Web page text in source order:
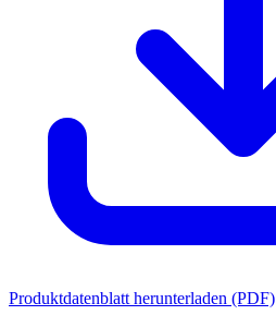
Produktdatenblatt herunterladen (PDF)